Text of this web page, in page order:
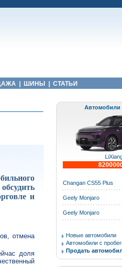
ШИНЫ СТАТЬИ
и
отмена
доля
Автомобили
Changan CS55 Plus
Geely Monjaro
Geely Monjaro
Новые автомобили
Автомобили с
Продать